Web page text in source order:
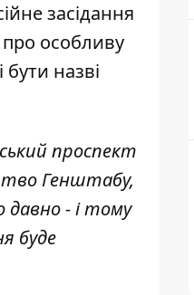
засідання
особливу
назві
проспект
Генштабу,
давно - і тому
буде